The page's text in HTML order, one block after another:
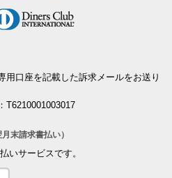
用口座を記載した訴求メールをお送り
T6210001003017
月末請求書払い）
いサービスです。